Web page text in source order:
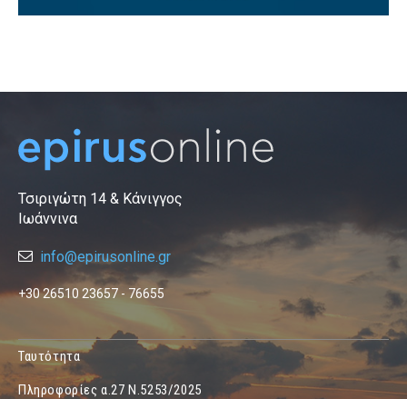
Τσιριγώτη 14 & Κάνιγγος
Ιωάννινα
info@epirusonline.gr
+30 26510 23657 - 76655
Ταυτότητα
Πληροφορίες α.27 Ν.5253/2025